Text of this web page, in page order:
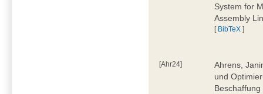
System for
Assembly
[ BibTeX ]
[Ahr24]
Ahrens,
und